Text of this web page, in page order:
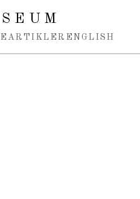
ENGLISH